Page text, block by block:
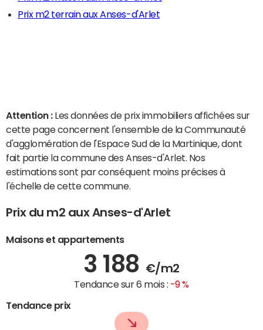
Prix m2 terrain aux Anses-d'Arlet
Attention : Les données de prix immobiliers affichées sur
cette page concernent l'ensemble de la Communauté
d'agglomération de l'Espace Sud de la Martinique, dont
fait partie la commune des Anses-d'Arlet. Nos
estimations sont par conséquent moins précises à
l'échelle de cette commune.
Prix du m2 aux Anses-d'Arlet
Maisons et appartements
3 188 €/m2
Tendance sur 6 mois : -9 %
Tendance prix